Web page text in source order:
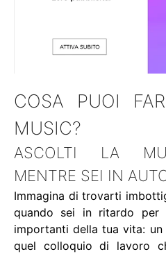
COSA PUOI
MUSIC?
ASCOLTI LA
MENTRE SEI IN
Immagina di trovarti
quando sei in ritardo per
importanti della tua vita:
quel colloquio di lavoro